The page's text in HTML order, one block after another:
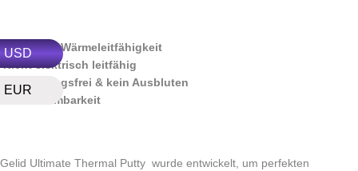
USD
EUR
Ultimative Wärmeleitfähigkeit
Nicht elektrisch leitfähig
Aushärtungsfrei & kein Ausbluten
Hohe Formbarkeit
Gelid Ultimate Thermal Putty wurde entwickelt, um perfekten